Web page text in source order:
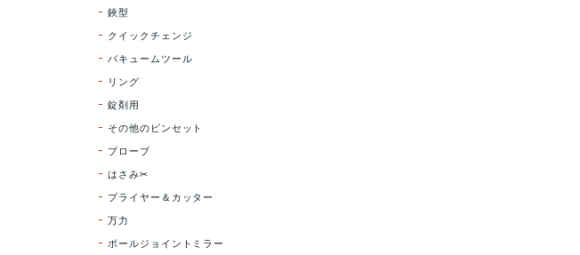
鋏型
クイックチェンジ
バキュームツール
リング
錠剤用
その他のピンセット
プローブ
はさみ✂
プライヤー＆カッター
万力
ポールジョイントミラー